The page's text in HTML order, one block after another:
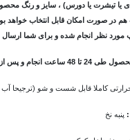
تیشرت یا دورس) ، سایز و رنگ
در صورت امکان قابل انتخاب خواهد
نظر انجام شده و برای شما
و پس از آن ارسال خواهد شد.
کاملا قابل شست و شو (ترجیحا
: پنبه نخ